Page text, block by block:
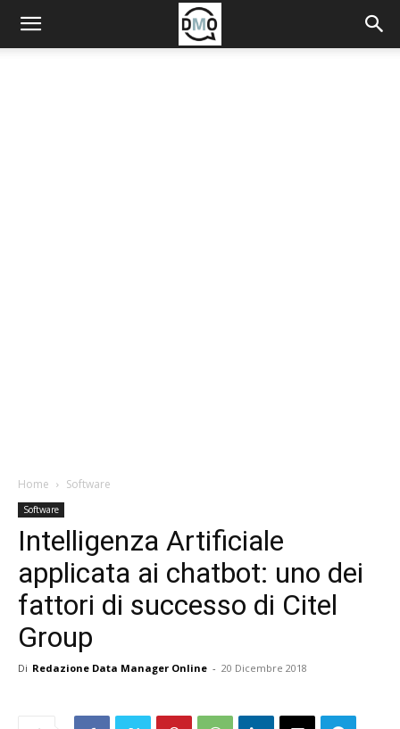
Home Software
Software
Intelligenza Artificiale
applicata ai chatbot: uno dei
fattori di successo di Citel
Group
Di Redazione Data Manager Online - 20 Dicembre 2018